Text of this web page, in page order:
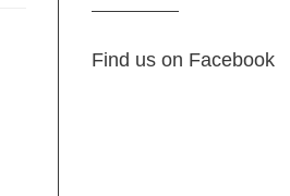
Find us on Facebook